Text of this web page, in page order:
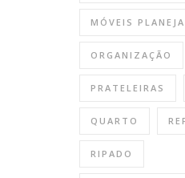
MÓVEIS
ORGANIZAÇÃO
PRATELEIRAS
QUARTO
RIPADO